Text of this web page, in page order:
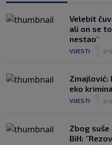
Pratite uz
Kanadi se
SK
Velebit
ali on se
nestao"
VIJESTI
Zmajlović:
eko
VIJESTI
Zbog
BiH: